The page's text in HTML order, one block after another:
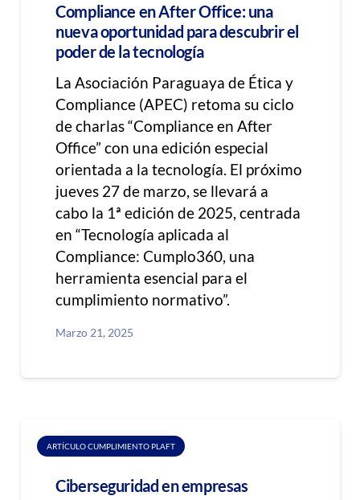
Compliance en After Office: una
nueva oportunidad para descubrir el
poder de la tecnología
La Asociación Paraguaya de Ética y
Compliance (APEC) retoma su ciclo
de charlas “Compliance en After
Office” con una edición especial
orientada a la tecnología. El próximo
jueves 27 de marzo, se llevará a
cabo la 1ª edición de 2025, centrada
en “Tecnología aplicada al
Compliance: Cumplo360, una
herramienta esencial para el
cumplimiento normativo”.
Marzo 21, 2025
ARTÍCULO CUMPLIMIENTO PLAFT
Ciberseguridad en empresas